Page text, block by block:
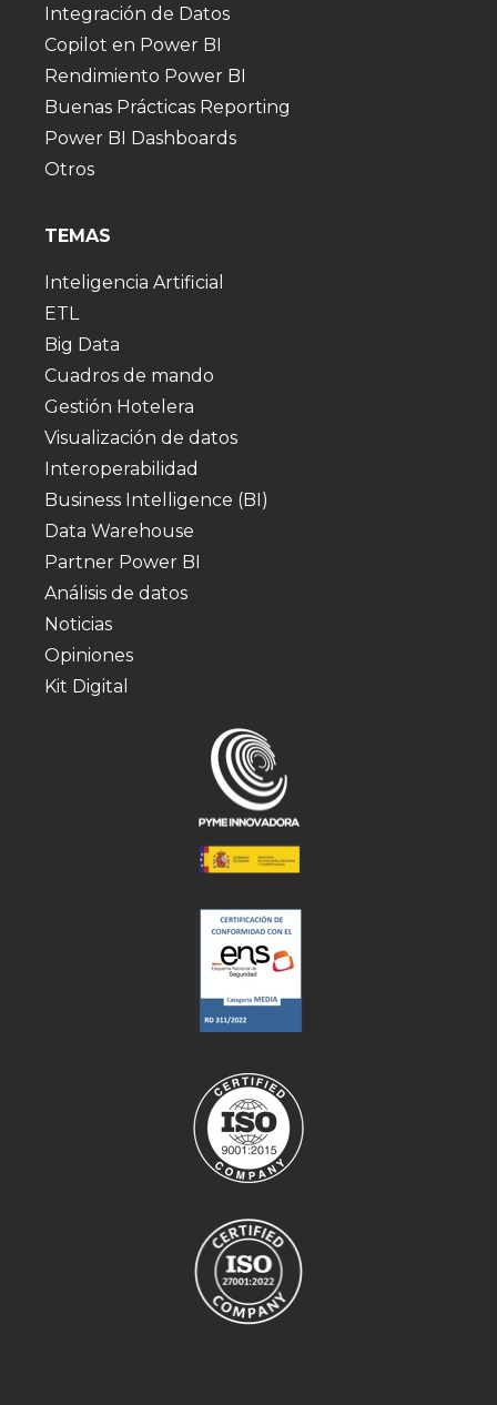
Integración de Datos
Copilot en Power BI
Rendimiento Power BI
Buenas Prácticas Reporting
Power BI Dashboards
Otros
TEMAS
Inteligencia Artificial
ETL
Big Data
Cuadros de mando
Gestión Hotelera
Visualización de datos
Interoperabilidad
Business Intelligence (BI)
Data Warehouse
Partner Power BI
Análisis de datos
Noticias
Opiniones
Kit Digital